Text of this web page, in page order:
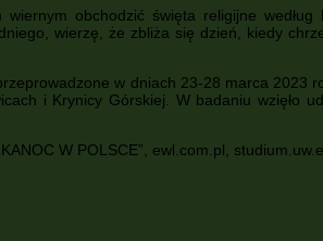
wiernym obchodzić święta religijne
wierzę, że zbliża się dzień, kiedy
w dniach 23-28 marca
i Krynicy Górskiej. W badaniu
W POLSCE”, ewl.com.pl,